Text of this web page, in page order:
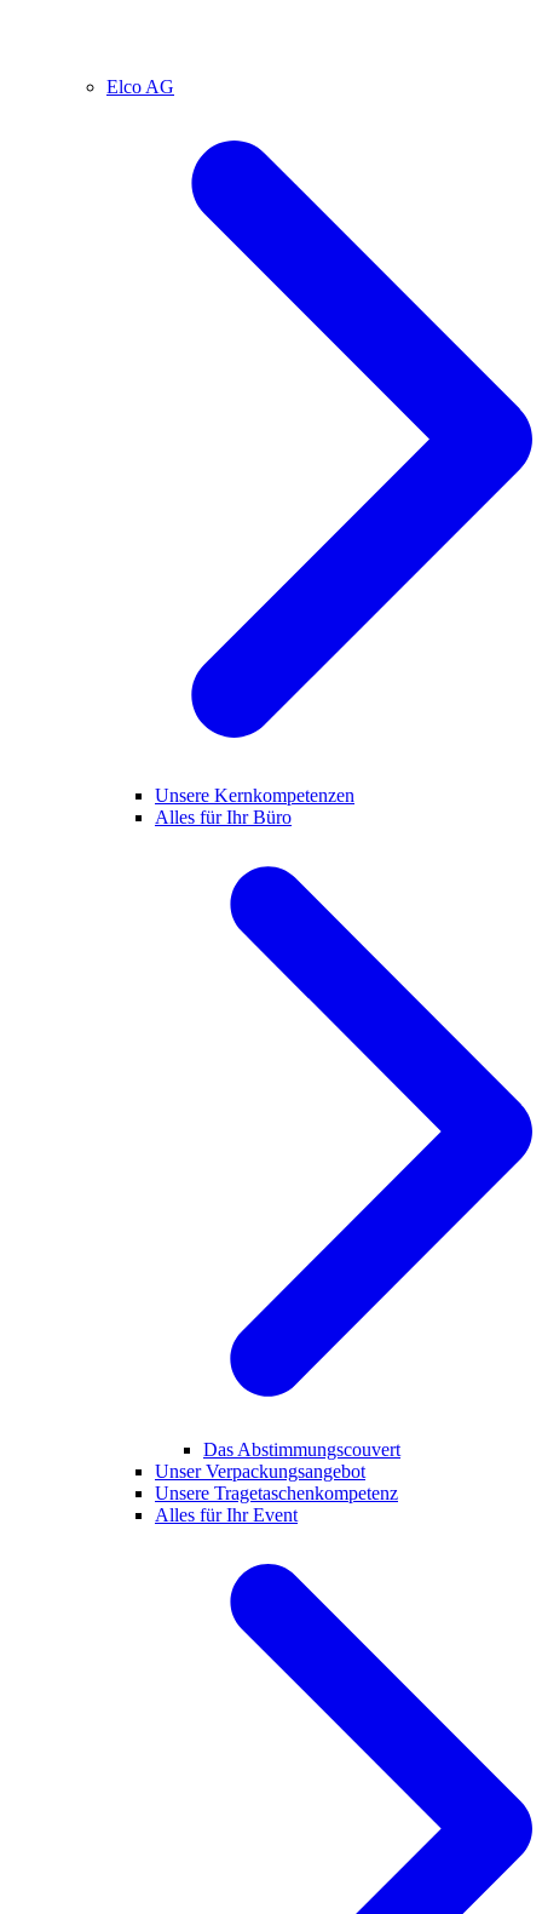
Elco AG
Unsere Kernkompetenzen
Alles für Ihr Büro
Das Abstimmungscouvert
Unser Verpackungsangebot
Unsere Tragetaschenkompetenz
Alles für Ihr Event